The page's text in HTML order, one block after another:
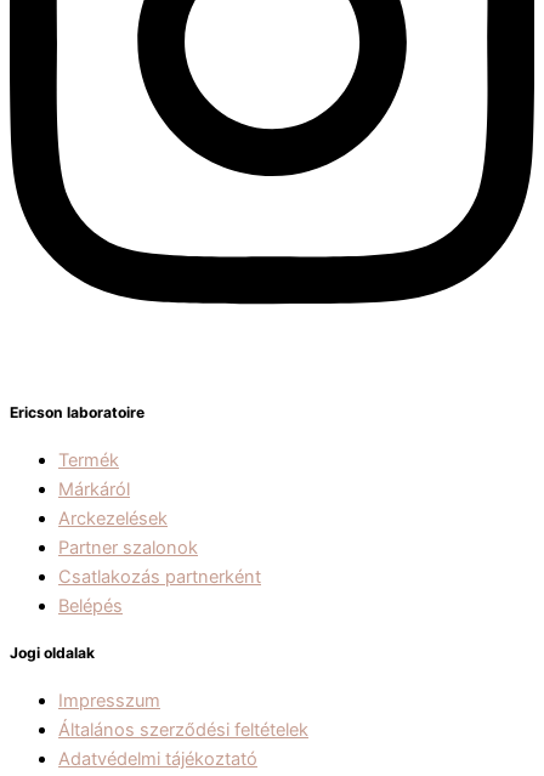
Ericson laboratoire
Termék
Márkáról
Arckezelések
Partner szalonok
Csatlakozás partnerként
Belépés
Jogi oldalak
Impresszum
Általános szerződési feltételek
Adatvédelmi tájékoztató